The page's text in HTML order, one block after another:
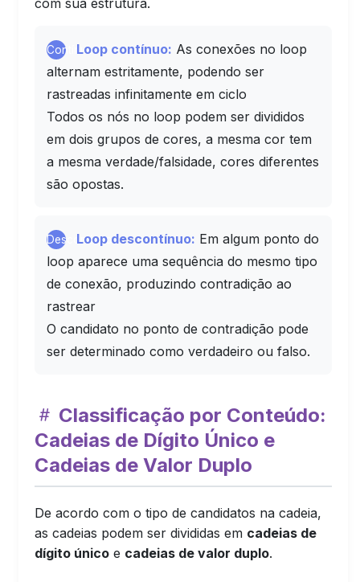
com sua estrutura.
ContínuoLoop contínuo: As conexões no loop
alternam estritamente, podendo ser
rastreadas infinitamente em ciclo
Todos os nós no loop podem ser divididos
em dois grupos de cores, a mesma cor tem
a mesma verdade/falsidade, cores diferentes
são opostas.
Descontínuo
Loop descontínuo: Em algum ponto do
loop aparece uma sequência do mesmo tipo
de conexão, produzindo contradição ao
rastrear
O candidato no ponto de contradição pode
ser determinado como verdadeiro ou falso.
Classificação por Conteúdo:
Cadeias de Dígito Único e
Cadeias de Valor Duplo
De acordo com o tipo de candidatos na cadeia,
as cadeias podem ser divididas em cadeias de
dígito único e cadeias de valor duplo.